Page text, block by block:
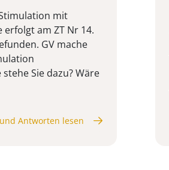
mit
am ZT Nr 14.
GV mache
Sie dazu? Wäre
Antworten lesen